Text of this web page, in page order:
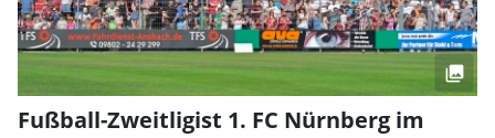
Fußball-Zweitligist 1. FC Nürnberg im